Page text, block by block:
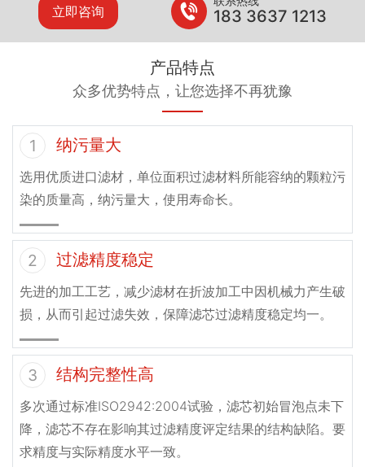
立即咨询 183 3637 1213
产品特点
众多优势特点，让您选择不再犹豫
1 纳污量大
选用优质进口滤材，单位面积过滤材料所能容纳的颗粒污
染的质量高，纳污量大，使用寿命长。
2 过滤精度稳定
先进的加工工艺，减少滤材在折波加工中因机械力产生破
损，从而引起过滤失效，保障滤芯过滤精度稳定均一。
3 结构完整性高
多次通过标准ISO2942:2004试验，滤芯初始冒泡点未下
降，滤芯不存在影响其过滤精度评定结果的结构缺陷。要
求精度与实际精度水平一致。